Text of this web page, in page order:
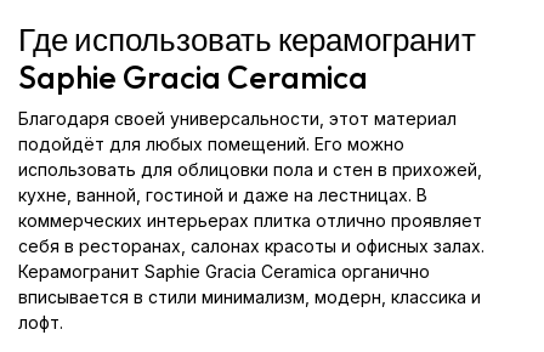
Где использовать керамогранит
Saphie Gracia Ceramica
Благодаря своей универсальности, этот материал
подойдёт для любых помещений. Его можно
использовать для облицовки пола и стен в прихожей,
кухне, ванной, гостиной и даже на лестницах. В
коммерческих интерьерах плитка отлично проявляет
себя в ресторанах, салонах красоты и офисных залах.
Керамогранит Saphie Gracia Ceramica органично
вписывается в стили минимализм, модерн, классика и
лофт.